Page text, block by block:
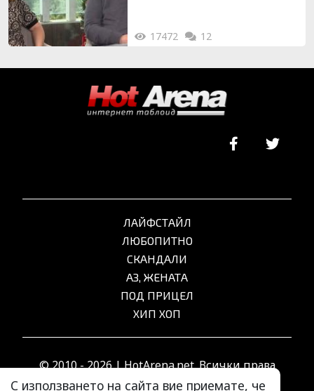
17472 12
С използването на сайта вие приемате, че
ЛАЙФСТАЙЛ
ЛЮБОПИТНО
СКАНДАЛИ
АЗ, ЖЕНАТА
ПОД ПРИЦЕЛ
ХИП ХОП
© 2010 - 2026 | HotArena.net. Всички права
запазени.